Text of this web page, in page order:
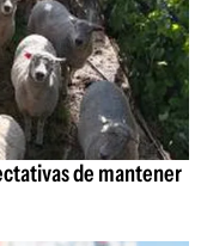
de mantener